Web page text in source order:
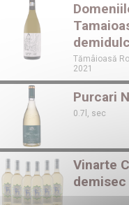
Tămâioasă
2021
Purcari
0.7l, sec
Vinarte
demisec